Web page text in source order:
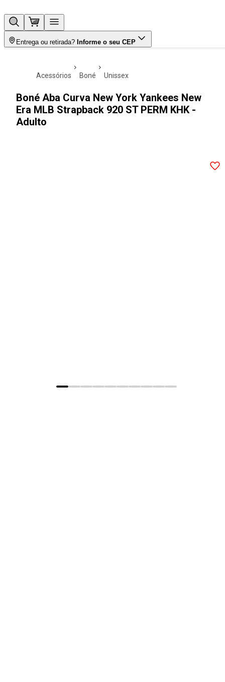
Entrega ou retirada? Informe o seu CEP
acessórios boné unissex
Boné Aba Curva New York Yankees New
Era MLB Strapback 920 ST PERM KHK -
Adulto